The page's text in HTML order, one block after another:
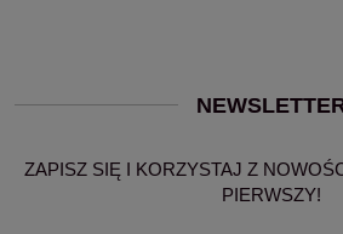
ZAPISZ SIĘ I KORZYSTAJ Z
PIERWSZY!